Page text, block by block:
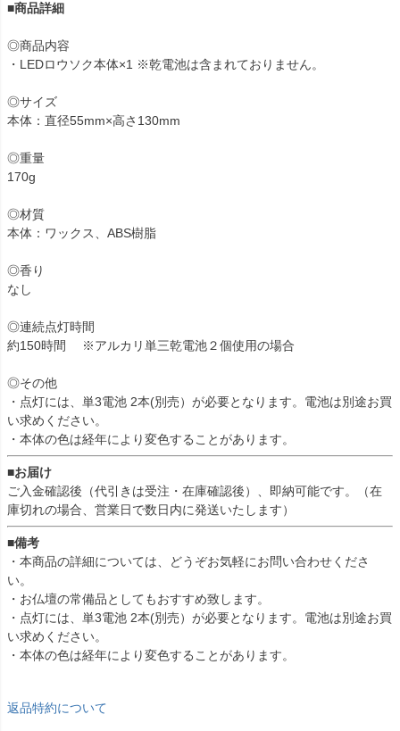
■商品詳細
◎商品内容
・LEDロウソク本体×1 ※乾電池は含まれておりません。
◎サイズ
本体：直径55mm×高さ130mm
◎重量
170g
◎材質
本体：ワックス、ABS樹脂
◎香り
なし
◎連続点灯時間
約150時間 ※アルカリ単三乾電池２個使用の場合
◎その他
・点灯には、単3電池 2本(別売）が必要となります。電池は別途お買
い求めください。
・本体の色は経年により変色することがあります。
■お届け
ご入金確認後（代引きは受注・在庫確認後）、即納可能です。（在
庫切れの場合、営業日で数日内に発送いたします）
■備考
・本商品の詳細については、どうぞお気軽にお問い合わせくださ
い。
・お仏壇の常備品としてもおすすめ致します。
・点灯には、単3電池 2本(別売）が必要となります。電池は別途お買
い求めください。
・本体の色は経年により変色することがあります。
返品特約について